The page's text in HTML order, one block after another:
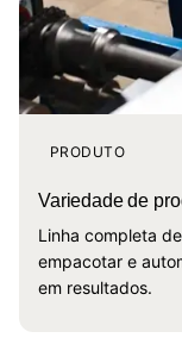
PRODUTO
Variedade de
Linha completa
empacotar e
em resultados.